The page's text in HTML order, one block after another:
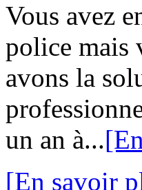
Vous avez
police mais
avons la
un an à...
[En savoir